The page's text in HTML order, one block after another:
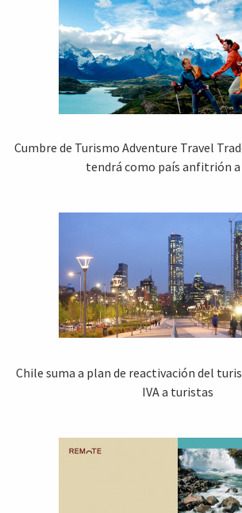
Cumbre de Turismo Adventure Travel
tendrá como país anfitrión a
Chile suma a plan de reactivación del
IVA a turistas